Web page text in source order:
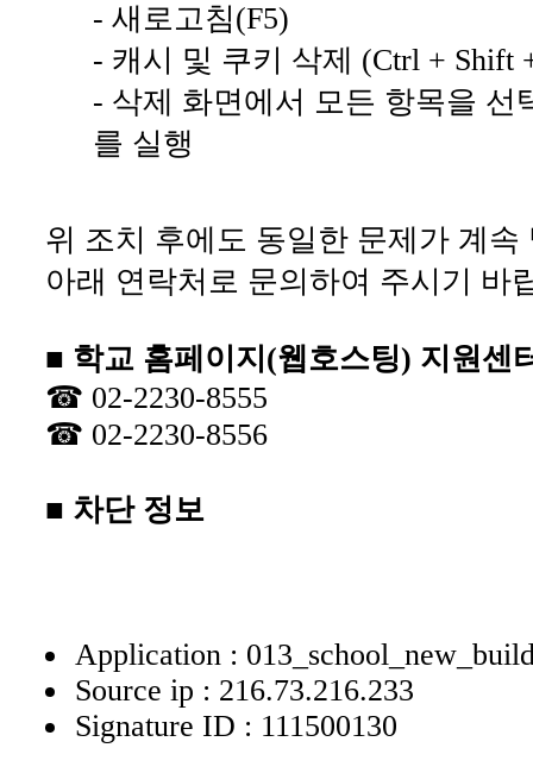
- 새로고침(F5)
- 캐시 및 쿠키 삭제 (Ctrl + Shift
- 삭제 화면에서 모든 항목을 선
를 실행
위 조치 후에도 동일한 문제가 계속
아래 연락처로 문의하여 주시기 바
■ 학교 홈페이지(웹호스팅) 지원센
☎ 02-2230-8555
☎ 02-2230-8556
■ 차단 정보
Application :
Source ip : 216.73.216.233
Signature ID : 111500130